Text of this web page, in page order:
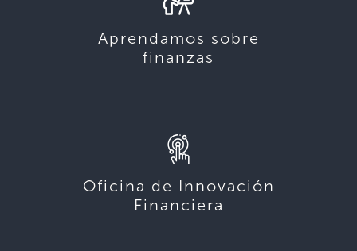
Aprendamos sobre
finanzas
Oficina de Innovación
Financiera